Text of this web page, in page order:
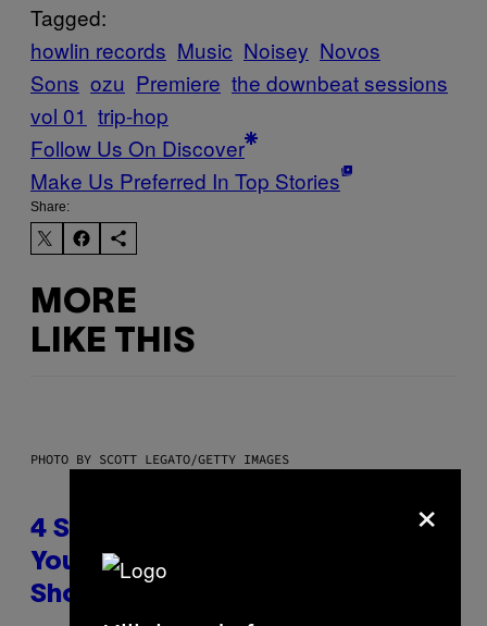
Tagged:
howlin records Music Noisey Novos
Sons ozu Premiere the downbeat sessions
vol 01 trip-hop
Follow Us On Discover
Make Us Preferred In Top Stories
Share:
MORE
LIKE THIS
PHOTO BY SCOTT LEGATO/GETTY IMAGES
4 Shoegaze Songs to Listen to if
You Don’t Know if You Like
Shoegaze
×